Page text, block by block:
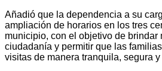
Añadió que la dependencia a su
ampliación de horarios en los tres
municipio, con el objetivo de brindar
ciudadanía y permitir que las
visitas de manera tranquila, segura